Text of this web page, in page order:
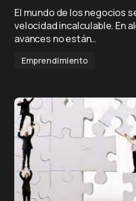
El mundo de los negocios
velocidad incalculable. En
avances no están…
Emprendimiento